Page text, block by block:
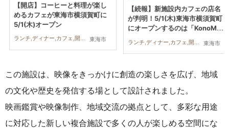
東海市
【開店】コーヒーと料理が楽し
めるカフェが東海市横須賀町に
5/1(木)オープン
ランチ,ディナー,カフェ,開店,おひとりさま,友人
東海市
【続報】新施設内カフェの店名
が判明！5/1(木)東海市横須賀町
にオープンするのは「KonoMac
決定
この施設は、映像をきっかけに創造の楽しさを広げ、地域
の文化や歴史を発信する場として設計されました。
映画鑑賞や映像制作、地域交流の拠点として、多彩な用途
に対応した新しい複合施設で多くの人が楽しめる空間にな